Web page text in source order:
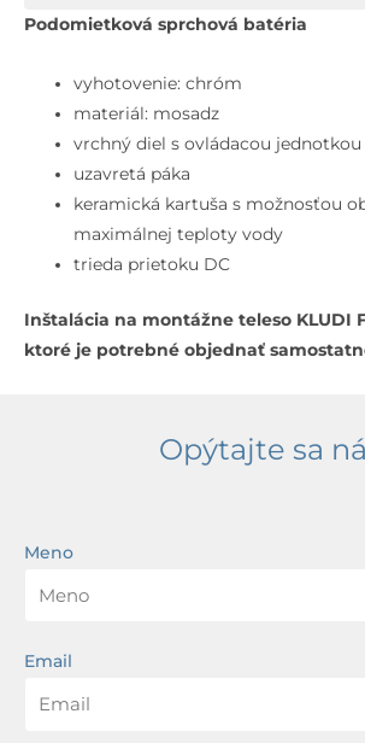
Batéria
omietku,
chróm
Podomietková sprchová batéria
vyhotovenie: chróm
materiál: mosadz
vrchný diel s ovládacou jednotkou
uzavretá páka
keramická kartuša s možnosťou
maximálnej teploty vody
trieda prietoku DC
Inštalácia na montážne teleso KLUDI
ktoré je potrebné objednať
Opýtajte sa
Meno
Email